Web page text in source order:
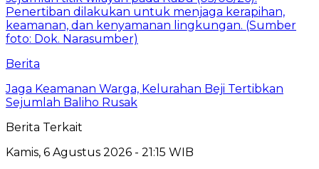
Berita
Jaga Keamanan Warga, Kelurahan Beji Tertibkan
Sejumlah Baliho Rusak
Berita Terkait
Kamis, 6 Agustus 2026 - 21:15 WIB